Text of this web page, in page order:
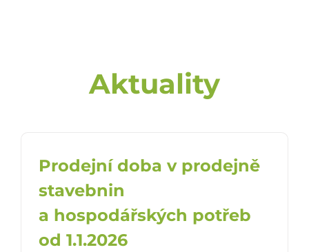
Aktuality
Prodejní doba v prodejně
stavebnin
a hospodářských potřeb
od 1.1.2026